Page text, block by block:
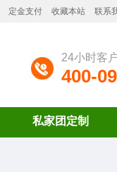
定金支付 收藏本站 联系
24小时客
400-
私家团定制